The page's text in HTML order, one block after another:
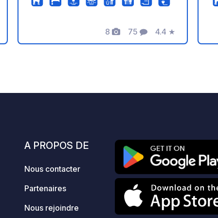
sur un petit étal. Le charmant village de
de la plage. En haute saison, vous y
trouverez une pizzeria, une konoba
très paisible, avec un charme unique.
8
Photos
75
Commentaires
4.4
Note
★
route
A PROPOS DE
Nous contacter
Partenaires
Nous rejoindre